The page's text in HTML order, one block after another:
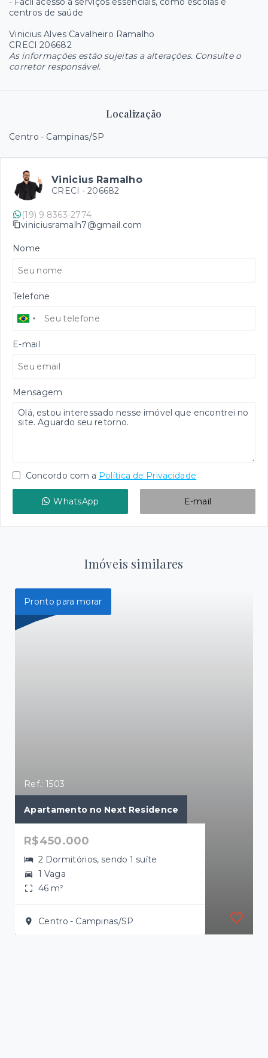
centros de saúde
Vinicius Alves Cavalheiro Ramalho
CRECI 206682
As informações estão sujeitas a alterações. Consulte o
corretor responsável.
Localização
Centro - Campinas/SP
Vinicius Ramalho
CRECI - 206682
(19) 9 8363-2774
viniciusramalh7@gmail.com
Nome
Telefone
E-mail
Mensagem
Concordo com a Política de Privacidade
WhatsApp E-mail
Imóveis similares
Pronto para morar
Ref.: 1503
Apartamento no Next Residence
R$450.000
2 Dormitórios, sendo 1 suíte
1 Vaga
46 m²
Centro - Campinas/SP